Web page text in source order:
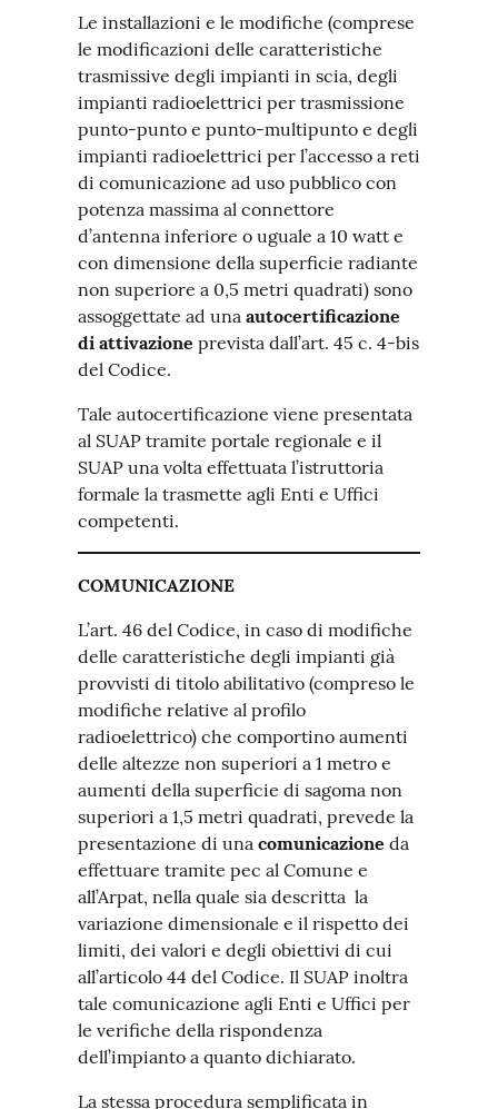
Le installazioni e le modifiche (comprese
le modificazioni delle caratteristiche
trasmissive degli impianti in scia, degli
impianti radioelettrici per trasmissione
punto-punto e punto-multipunto e degli
impianti radioelettrici per l’accesso a reti
di comunicazione ad uso pubblico con
potenza massima al connettore
d’antenna inferiore o uguale a 10 watt e
con dimensione della superficie radiante
non superiore a 0,5 metri quadrati) sono
assoggettate ad una autocertificazione
di attivazione prevista dall’art. 45 c. 4-bis
del Codice.
Tale autocertificazione viene presentata
al SUAP tramite portale regionale e il
SUAP una volta effettuata l’istruttoria
formale la trasmette agli Enti e Uffici
competenti.
COMUNICAZIONE
L’art. 46 del Codice, in caso di modifiche
delle caratteristiche degli impianti già
provvisti di titolo abilitativo (compreso le
modifiche relative al profilo
radioelettrico) che comportino aumenti
delle altezze non superiori a 1 metro e
aumenti della superficie di sagoma non
superiori a 1,5 metri quadrati, prevede la
presentazione di una comunicazione da
effettuare tramite pec al Comune e
all’Arpat, nella quale sia descritta la
variazione dimensionale e il rispetto dei
limiti, dei valori e degli obiettivi di cui
all’articolo 44 del Codice. Il SUAP inoltra
tale comunicazione agli Enti e Uffici per
le verifiche della rispondenza
dell’impianto a quanto dichiarato.
La stessa procedura semplificata in